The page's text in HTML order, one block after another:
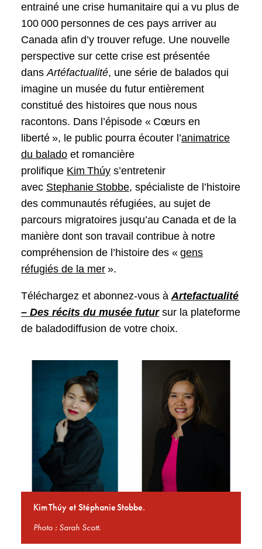
entrainé une crise humanitaire qui a vu plus de
100 000 personnes de ces pays arriver au
Canada afin d’y trouver refuge. Une nouvelle
perspective sur cette crise est présentée
dans Artéfactualité, une série de balados qui
imagine un musée du futur entièrement
constitué des histoires que nous nous
racontons. Dans l’épisode « Cœurs en
liberté », le public pourra écouter l’animatrice
du balado et romancière
prolifique Kim Thúy s’entretenir
avec Stephanie Stobbe, spécialiste de l’histoire
des communautés réfugiées, au sujet de
parcours migratoires jusqu’au Canada et de la
manière dont son travail contribue à notre
compréhension de l’histoire des « gens
réfugiés de la mer ».
Téléchargez et abonnez-vous à Artefactualité
– Des récits du musée futursur la plateforme
de baladodiffusion de votre choix.
Kim Thúy et Stéphanie Stobbe.
Photo : Sarah Scott.